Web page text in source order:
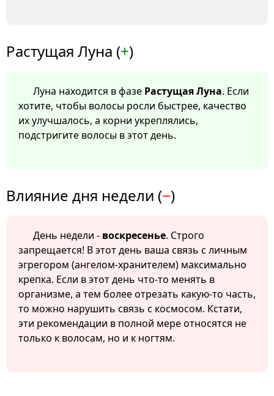
Растущая Луна (+)
Луна находится в фазе Растущая Луна. Если
хотите, чтобы волосы росли быстрее, качество
их улучшалось, а корни укреплялись,
подстригите волосы в этот день.
Влияние дня недели (−)
День недели - воскресенье. Строго
запрещается! В этот день ваша связь с личным
эгрегором (ангелом-хранителем) максимально
крепка. Если в этот день что-то менять в
организме, а тем более отрезать какую-то часть,
то можно нарушить связь с космосом. Кстати,
эти рекомендации в полной мере относятся не
только к волосам, но и к ногтям.